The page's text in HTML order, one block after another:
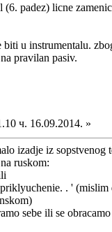
(6. padez) licne
biti u instrumentalu.
pravilan pasiv.
ч. 16.09.2014. »
izadje iz sopstvenog
ruskom:
. '
sebe ili se obracamo